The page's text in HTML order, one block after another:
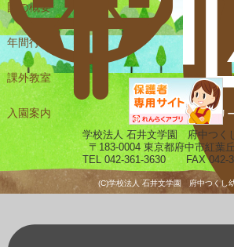
園の概要
年間行事
課外教室 未就園児
入園案内 ギャラリ
学校法人 石井文学園 府中つく
〒183-0004 東京都府中市紅葉
TEL 042-361-3630 FAX 042-
(C)学校法人 石井文学園 府中つくし